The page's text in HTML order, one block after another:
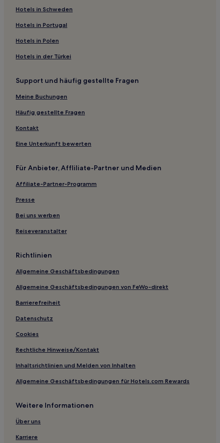
Hotels in Schweden
Hotels in Portugal
Hotels in Polen
Hotels in der Türkei
Support und häufig gestellte Fragen
Meine Buchungen
Häufig gestellte Fragen
Kontakt
Eine Unterkunft bewerten
Für Anbieter, Affliliate-Partner und Medien
Affiliate-Partner-Programm
Presse
Bei uns werben
Reiseveranstalter
Richtlinien
Allgemeine Geschäftsbedingungen
Allgemeine Geschäftsbedingungen von FeWo-direkt
Barrierefreiheit
Datenschutz
Cookies
Rechtliche Hinweise/Kontakt
Inhaltsrichtlinien und Melden von Inhalten
Allgemeine Geschäftsbedingungen für Hotels.com Rewards
Weitere Informationen
Über uns
Karriere